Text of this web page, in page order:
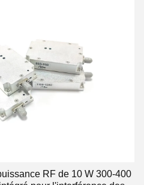
RF de 10 W 300-400